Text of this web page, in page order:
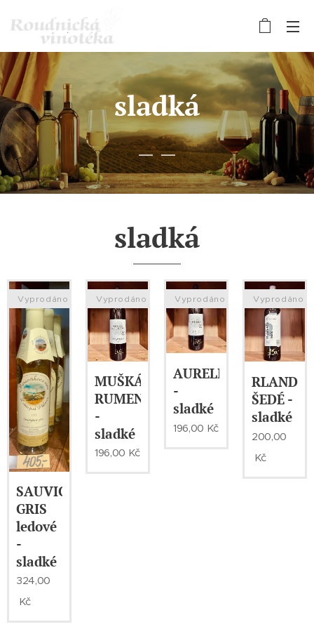
sladká
sladká
SAUVIGNON
GRIS
ledové
-
sladké
Vyprodáno
324,00
Kč
MUŠKÁT
RUMENI
-
sladké
Vyprodáno
196,00 Kč
AURELIUS
-
sladké
Vyprodáno
196,00 Kč
ŠEDÉ -
sladké
Vyprodáno
200,00
Kč